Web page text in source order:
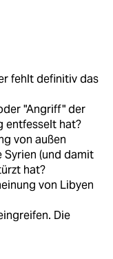
fehlt definitiv das
"Angriff" der
entfesselt hat?
von außen
Syrien (und damit
hat?
von Libyen
Die